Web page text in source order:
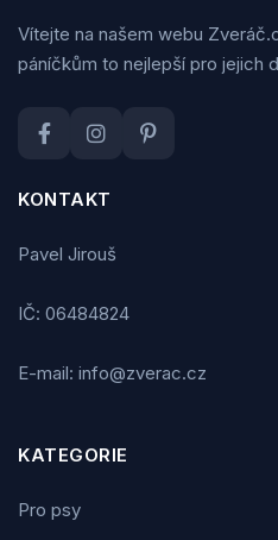
Vítejte na našem webu
páníčkům to nejlepší pro jejich
KONTAKT
Pavel Jirouš
IČ: 06484824
E-mail: info@zverac.cz
KATEGORIE
Pro psy